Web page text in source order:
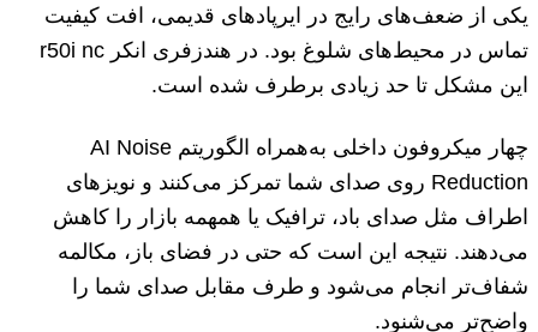
یکی از ضعف‌های رایج در ایرپادهای قدیمی، افت کیفیت
تماس در محیط‌های شلوغ بود. در هندزفری انکر r50i nc
این مشکل تا حد زیادی برطرف شده است.
چهار میکروفون داخلی به‌همراه الگوریتم AI Noise
Reduction روی صدای شما تمرکز می‌کنند و نویزهای
اطراف مثل صدای باد، ترافیک یا همهمه بازار را کاهش
می‌دهند. نتیجه این است که حتی در فضای باز، مکالمه
شفاف‌تر انجام می‌شود و طرف مقابل صدای شما را
واضح‌تر می‌شنود.